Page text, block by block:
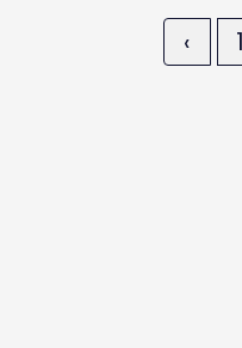
‹ 1